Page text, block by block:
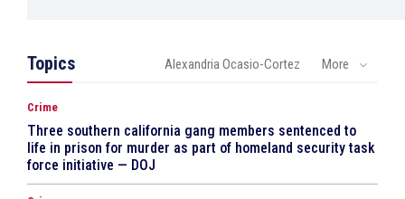
Topics Alexandria Ocasio-Cortez More
Crime
Three southern california gang members sentenced to
life in prison for murder as part of homeland security task
force initiative — DOJ